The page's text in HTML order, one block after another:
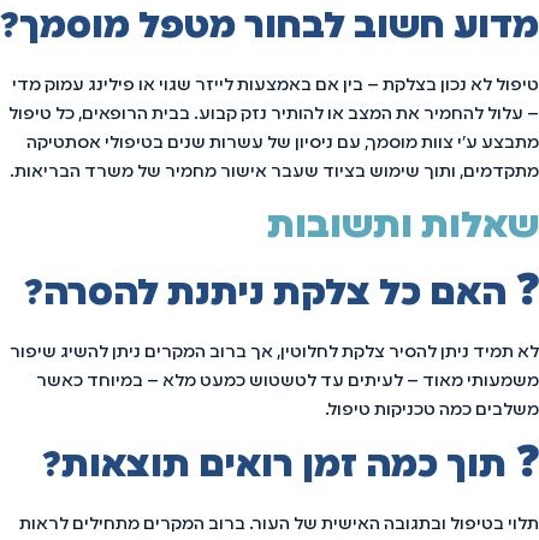
מדוע חשוב לבחור מטפל מוסמך?
טיפול לא נכון בצלקת – בין אם באמצעות לייזר שגוי או פילינג עמוק מדי
– עלול להחמיר את המצב או להותיר נזק קבוע. בבית הרופאים, כל טיפול
מתבצע ע״י צוות מוסמך, עם ניסיון של עשרות שנים בטיפולי אסתטיקה
מתקדמים, ותוך שימוש בציוד שעבר אישור מחמיר של משרד הבריאות.
שאלות ותשובות
❓ האם כל צלקת ניתנת להסרה?
לא תמיד ניתן להסיר צלקת לחלוטין, אך ברוב המקרים ניתן להשיג שיפור
משמעותי מאוד – לעיתים עד לטשטוש כמעט מלא – במיוחד כאשר
משלבים כמה טכניקות טיפול.
❓ תוך כמה זמן רואים תוצאות?
תלוי בטיפול ובתגובה האישית של העור. ברוב המקרים מתחילים לראות